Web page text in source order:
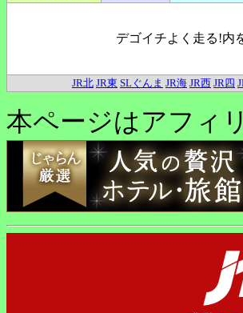
デゴイチよく走る!内
JR北 JR東 SLぐんま JR海 JR西 JR四
本ページはアフィ